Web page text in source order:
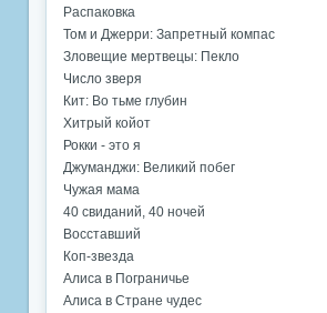
Распаковка
Том и Джерри: Запретный компас
Зловещие мертвецы: Пекло
Число зверя
Кит: Во тьме глубин
Хитрый койот
Рокки - это я
Джуманджи: Великий побег
Чужая мама
40 свиданий, 40 ночей
Восставший
Коп-звезда
Алиса в Пограничье
Алиса в Стране чудес